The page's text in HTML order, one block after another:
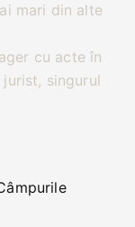
mari din alte
cu acte în
singurul